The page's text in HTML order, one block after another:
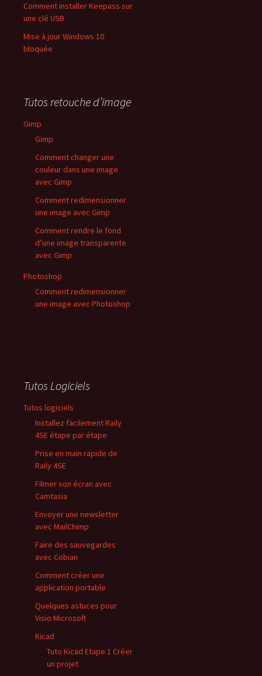
Comment installer Keepass sur
une clé USB
Mise à jour Windows 10
bloquée
Tutos retouche d’image
Gimp
Gimp
Comment changer une
couleur dans une image
avec Gimp
Comment redimensionner
une image avec Gimp
Comment rendre le fond
d’une image transparente
avec Gimp
Photoshop
Comment redimensionner
une image avec Photoshop
Tutos Logiciels
Tutos logiciels
Installez facilement Raily
4SE étape par étape
Prise en main rapide de
Raily 4SE
Filmer son écran avec
Camtasia
Envoyer une newsletter
avec MailChimp
Faire des sauvegardes
avec Cobian
Comment créer une
application portable
Quelques astuces pour
Visio Microsoft
Kicad
Tuto Kicad Etape 1 Créer
un projet